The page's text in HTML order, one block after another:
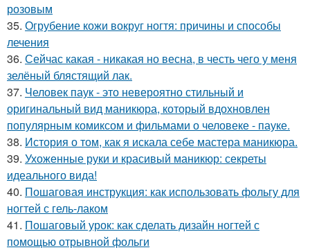
розовым
35. Огрубение кожи вокруг ногтя: причины и способы
лечения
36. Сейчас какая - никакая но весна, в честь чего у меня
зелёный блястящий лак.
37. Человек паук - это невероятно стильный и
оригинальный вид маникюра, который вдохновлен
популярным комиксом и фильмами о человеке - пауке.
38. История о том, как я искала себе мастера маникюра.
39. Ухоженные руки и красивый маникюр: секреты
идеального вида!
40. Пошаговая инструкция: как использовать фольгу для
ногтей с гель-лаком
41. Пошаговый урок: как сделать дизайн ногтей с
помощью отрывной фольги